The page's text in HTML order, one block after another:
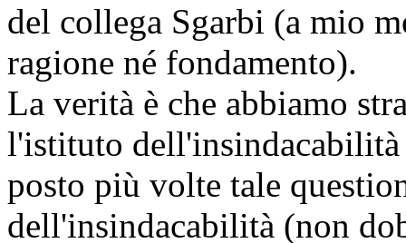
del collega Sgarbi (a mio
ragione né fondamento).
La verità è che abbiamo
l'istituto dell'insindacabilità
posto più volte tale
dell'insindacabilità (non